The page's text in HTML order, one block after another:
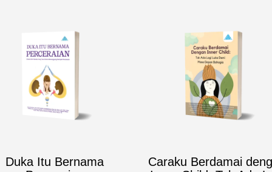
Duka Itu Bernama
Caraku Berdamai